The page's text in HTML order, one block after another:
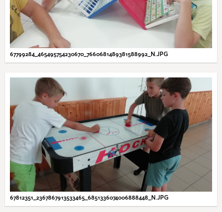
67799284_465495754230670_7660681489381588992_N.JPG
67812351_2367867913533465_6851336074006888448_N.JPG